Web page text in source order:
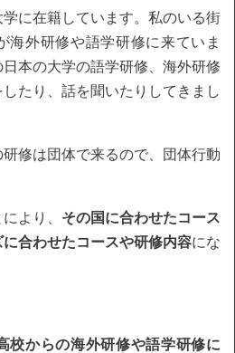
に在籍しています。私のいる街
海外研修や語学研修に来ていま
本の大学の語学研修、海外研修
たり、話を聞いたりしてきまし
修は団体で来るので、団体行動
より、 その国に合わせたコース
合わせたコースや研修内容にな
校からの海外研修や語学研修に